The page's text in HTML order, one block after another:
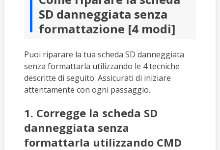
SD danneggiata senza
formattazione [4 modi]
Puoi riparare la tua scheda SD danneggiata
senza formattarla utilizzando le 4 tecniche
descritte di seguito. Assicurati di iniziare
attentamente con ogni passaggio.
1. Corregge la scheda SD
danneggiata senza
formattarla utilizzando CMD